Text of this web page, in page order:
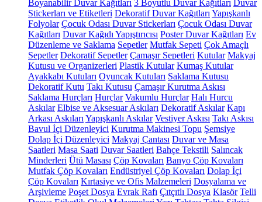
Boyanabilir Duvar Kağıtları 3 Boyutlu Duvar Kağıtları Duvar
Stickerları ve Etiketleri Dekoratif Duvar Kağıtları Yapışkanlı
Folyolar Çocuk Odası Duvar Stickerları Çocuk Odası Duvar
Kağıtları Duvar Kağıdı Yapıştırıcısı Poster Duvar Kağıtları Ev
Düzenleme ve Saklama Sepetler Mutfak Sepeti Çok Amaçlı
Sepetler Dekoratif Sepetler Çamaşır Sepetleri Kutular Makyaj
Kutusu ve Organizerleri Plastik Kutular Kumaş Kutular
Ayakkabı Kutuları Oyuncak Kutuları Saklama Kutusu
Dekoratif Kutu Takı Kutusu Çamaşır Kurutma Askısı
Saklama Hurçları Hurçlar Vakumlu Hurçlar Halı Hurcu
Askılar Elbise ve Aksesuar Askıları Dekoratif Askılar Kapı
Arkası Askıları Yapışkanlı Askılar Vestiyer Askısı Takı Askısı
Bavul İçi Düzenleyici Kurutma Makinesi Topu Şemsiye
Dolap İçi Düzenleyici Makyaj Çantası Duvar ve Masa
Saatleri Masa Saati Duvar Saatleri Bahçe Tekstili Salıncak
Minderleri Ütü Masası Çöp Kovaları Banyo Çöp Kovaları
Mutfak Çöp Kovaları Endüstriyel Çöp Kovaları Dolap İçi
Çöp Kovaları Kırtasiye ve Ofis Malzemeleri Dosyalama ve
Arşivleme Poşet Dosya Evrak Rafı Çıtçıtlı Dosya Klasör Telli